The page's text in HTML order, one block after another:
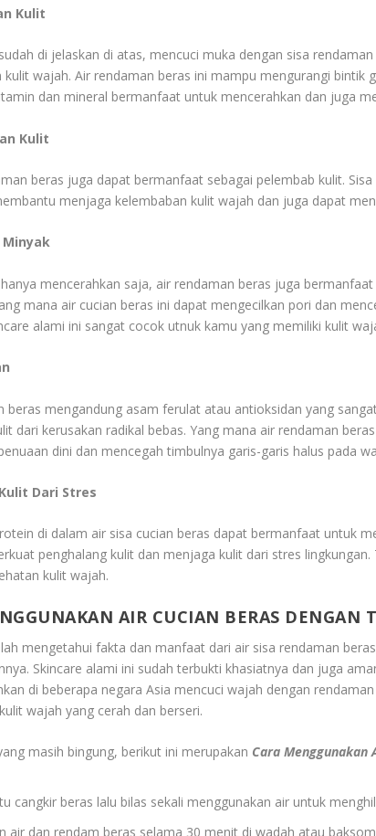
Kulit
di jelaskan di atas, mencuci muka dengan sisa
kulit wajah. Air rendaman beras ini mampu mengurangi bintik
dan mineral bermanfaat untuk mencerahkan dan juga
Kulit
beras juga dapat bermanfaat sebagai pelembab kulit.
menjaga kelembaban kulit wajah dan juga dapat
mencerahkan saja, air rendaman beras juga
mana air cucian beras ini dapat mengecilkan pori dan
alami ini sangat cocok utnuk kamu yang memiliki kulit
beras mengandung asam ferulat atau antioksidan yang
dari kerusakan radikal bebas. Yang mana air rendaman
dini dan mencegah timbulnya garis-garis halus pada
Dari Stres
di dalam air sisa cucian beras dapat bermanfaat untuk
penghalang kulit dan menjaga kulit dari stres
kulit wajah.
AIR CUCIAN BERAS DENGAN
mengetahui fakta dan manfaat dari air sisa rendaman
Skincare alami ini sudah terbukti khasiatnya dan juga
di beberapa negara Asia mencuci wajah dengan
wajah yang cerah dan berseri.
masih bingung, berikut ini merupakan Cara Menggunakan
cangkir beras lalu bilas sekali menggunakan air untuk
air dan rendam beras selama 30 menit di wadah atau